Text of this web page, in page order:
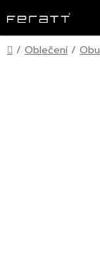
na
obsah
Domů
/ Oblečení /